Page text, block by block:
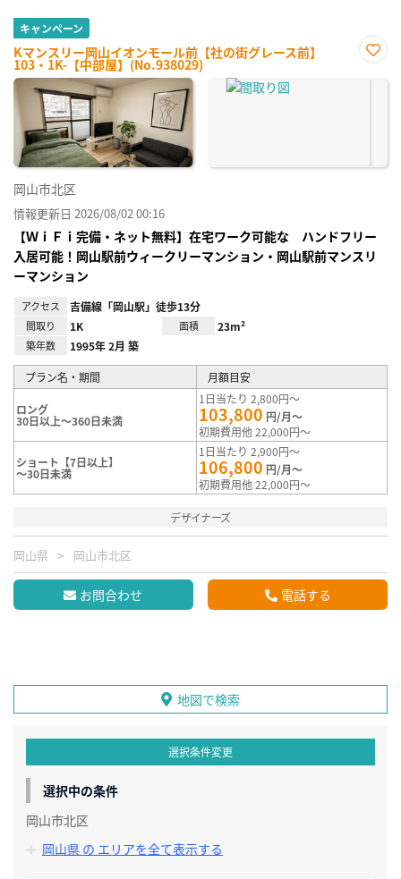
キャンペーン
Kマンスリー岡山イオンモール前【社の街グレース前】
103・1K-【中部屋】(No.938029)
に入
岡山市北区
情報更新日 2026/08/02 00:16
【ＷｉＦｉ完備・ネット無料】在宅ワーク可能な ハンドフリー
入居可能！岡山駅前ウィークリーマンション・岡山駅前マンスリ
ーマンション
アクセス 吉備線「岡山駅」徒歩13分
間取り 1K 面積 23m²
築年数 1995年 2月 築
プラン名・期間 月額目安
ロング
30日以上～360日未満
1日当たり 2,800円～
103,800 円/月～
初期費用他 22,000円～
ショート【7日以上】
～30日未満
1日当たり 2,900円～
106,800 円/月～
初期費用他 22,000円～
デザイナーズ
岡山県 岡山市北区
お問合わせ 電話する
地図で検索
選択条件変更
選択中の条件
岡山市北区
岡山県 の エリアを全て表示する